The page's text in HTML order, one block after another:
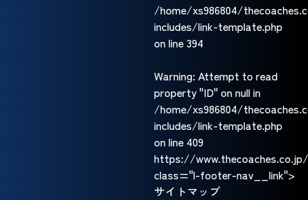
/home/xs986804/
includes/link-template.php
on line 394
Warning: Attempt to read
property "ID" on null in
/home/xs986804/
includes/link-template.php
on line 409
https://
class="l-footer-nav__link">
サイトマップ